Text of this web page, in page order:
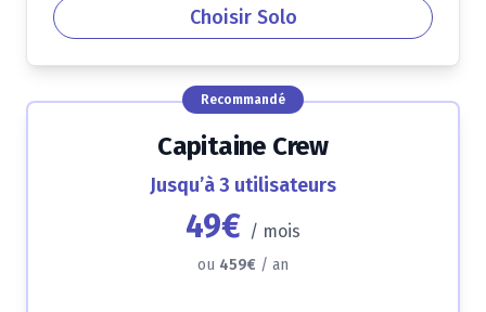
Choisir Solo
Recommandé
Capitaine Crew
Jusqu’à 3 utilisateurs
49€ / mois
ou 459€ / an